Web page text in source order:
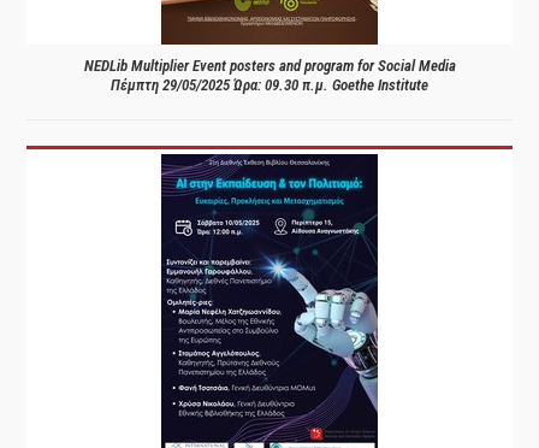
NEDLib Multiplier Event posters and program for Social Media
Πέμπτη 29/05/2025 Ώρα: 09.30 π.μ. Goethe Institute